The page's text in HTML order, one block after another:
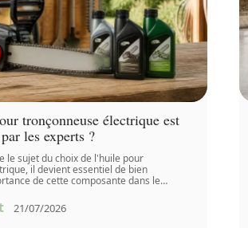
tronçonneuse électrique est
les experts ?
le sujet du choix de l'huile pour
il devient essentiel de bien
de cette composante dans le…
21/07/2026